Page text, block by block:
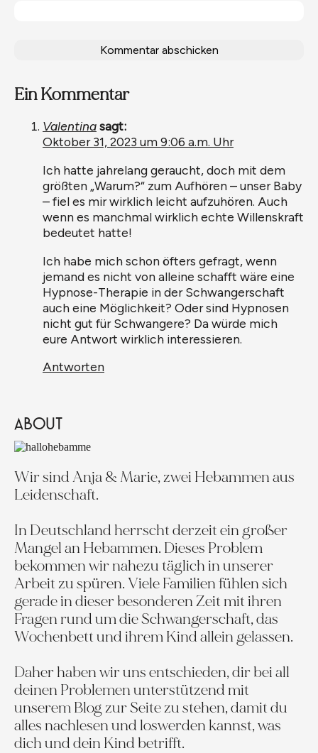
Ein Kommentar
Valentinasagt:
Oktober 31, 2023 um 9:06 a.m. Uhr
Ich hatte jahrelang geraucht, doch mit dem
größten „Warum?“ zum Aufhören – unser Baby
– fiel es mir wirklich leicht aufzuhören. Auch
wenn es manchmal wirklich echte Willenskraft
bedeutet hatte!
Ich habe mich schon öfters gefragt, wenn
jemand es nicht von alleine schafft wäre eine
Hypnose-Therapie in der Schwangerschaft
auch eine Möglichkeit? Oder sind Hypnosen
nicht gut für Schwangere? Da würde mich
eure Antwort wirklich interessieren.
Antworten
ABOUT
Wir sind Anja & Marie, zwei Hebammen aus
Leidenschaft.
In Deutschland herrscht derzeit ein großer
Mangel an Hebammen. Dieses Problem
bekommen wir nahezu täglich in unserer
Arbeit zu spüren. Viele Familien fühlen sich
gerade in dieser besonderen Zeit mit ihren
Fragen rund um die Schwangerschaft, das
Wochenbett und ihrem Kind allein gelassen.
Daher haben wir uns entschieden, dir bei all
deinen Problemen unterstützend mit
unserem Blog zur Seite zu stehen, damit du
alles nachlesen und loswerden kannst, was
dich und dein Kind betrifft.